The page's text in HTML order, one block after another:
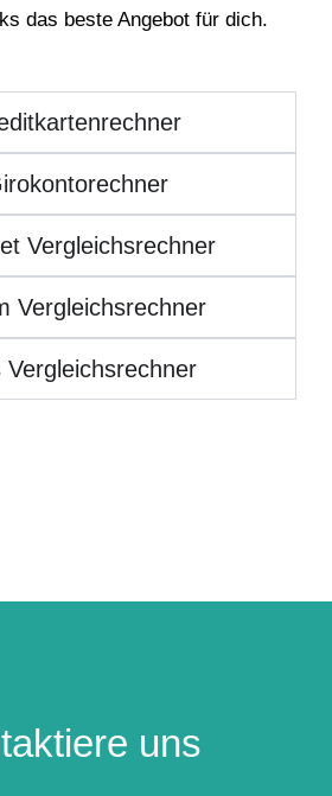
das beste Angebot für dich.
Vergleichsrechner
Vergleichsrechner
Vergleichsrechner
uns